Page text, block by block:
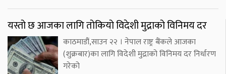
यस्तो छ आजका लागि तोकियो विदेशी मुद्राको विनिमय दर
काठमाडौं,साउन २२ । नेपाल राष्ट्र बैंकले आजका
(शुक्रबार)का लागि विदेशी मुद्राको विनिमय दर निर्धारण
गरेको